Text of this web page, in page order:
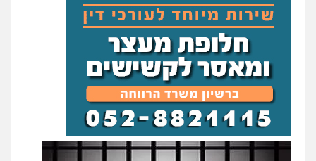
0547342002
עו"ד אייל בסרגליק
פלילי כלכלי צווארון לבן עורכי דין לענייני
אסירים אזרחי נדל"ן / עסקים
0528488515
עו"ד זוהר ארבל
פלילי פשיעה חמורה מעצרים וחקירות